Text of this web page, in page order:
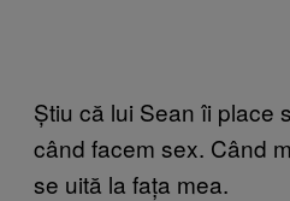
Știu că lui Sean îi place
când facem sex. Când
se uită la fața mea.